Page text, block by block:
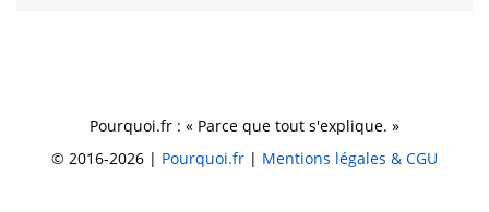
Pourquoi.fr : « Parce que tout s'explique. »
© 2016-2026 | Pourquoi.fr | Mentions légales & CGU